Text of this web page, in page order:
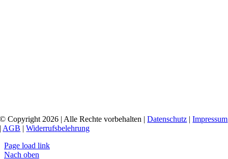
© Copyright 2026 | Alle Rechte vorbehalten |Datenschutz |Impressum
| AGB |Widerrufsbelehrung
Page load link
Nach oben